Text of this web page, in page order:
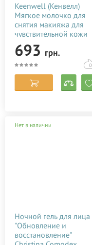
Keenwell (Кенвелл)
Мягкое молочко для
снятия макияжа для
чувствительной кожи
200 мл
693 грн.
0
Нет в наличии
Ночной гель для лица
"Обновление и
восстановление"